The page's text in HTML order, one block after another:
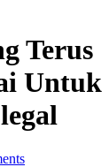
Terus
Untuk